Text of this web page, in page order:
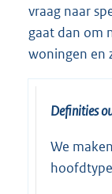
vraag naar
gaat dan om
woningen en
Definities
We